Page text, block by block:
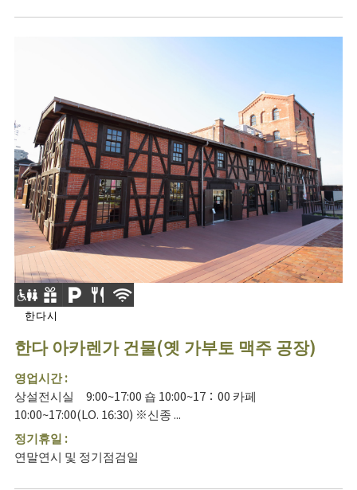
한다시
한다 아카렌가 건물(옛 가부토 맥주 공장)
영업시간 :
상설전시실 9:00~17:00 숍 10:00~17：00 카페
10:00~17:00(LO. 16:30) ※신종 ...
정기휴일 :
연말연시 및 정기점검일